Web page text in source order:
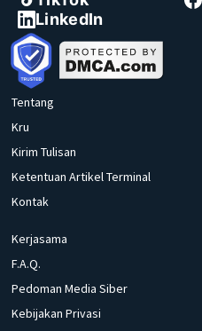
LinkedIn
Tentang
Kru
Kirim Tulisan
Ketentuan Artikel Terminal
Kontak
Kerjasama
F.A.Q.
Pedoman Media Siber
Kebijakan Privasi